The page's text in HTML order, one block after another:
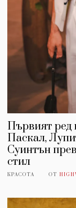
Първият ред
Паскал,
Суинтън
стил
КРАСОТА ОТ